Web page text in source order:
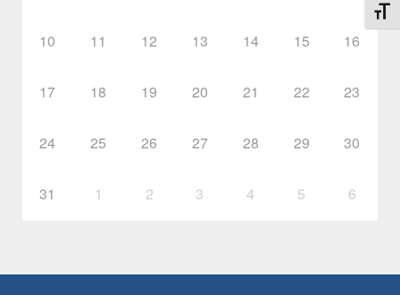
10 11 12 13 14 15 16
17 18 19 20 21 22 23
24 25 26 27 28 29 30
31 1 2 3 4 5 6